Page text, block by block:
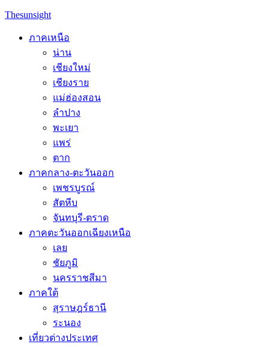
Skip
content
Thesunsight
ภาคเหนือ
น่าน
เชียงใหม่
เชียงราย
แม่ฮ่องสอน
ลำปาง
พะเยา
แพร่
ตาก
ภาคกลาง-ตะวันออก
เพชรบูรณ์
สัตหีบ
จันทบุรี-ตราด
ภาคตะวันออกเฉียงเหนือ
เลย
ชัยภูมิ
นครราชสีมา
ภาคใต้
สุราษฎร์ธานี
ระนอง
เที่ยวต่างประเทศ